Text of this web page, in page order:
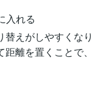
入れる
えがしやすくなり
離を置くことで、